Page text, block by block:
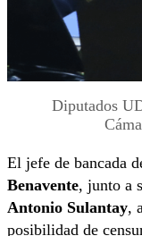
Diputados
El jefe de bancada
Benavente, junto a
Antonio Sulantay,
posibilidad de